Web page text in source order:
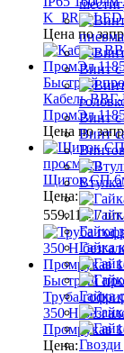
Винт с
Винт с
Винт
Втулка
Гайка
Гайка
Гайка
Цена по
Быстрый
Кабель
ПромЭл
Цена по
просмотр
Щиток СП
Цена:
559.11 ₽/ шт.
Быстрый
Труба
350 Н
Промрукав
Цена: